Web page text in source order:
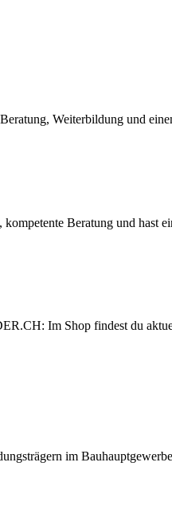
Weiterbildung und
Beratung und hast
Im Shop findest du
im